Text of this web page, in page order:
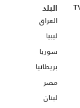
البلد
العراق
ليبيا
سوريا
بريطانيا
مصر
لبنان